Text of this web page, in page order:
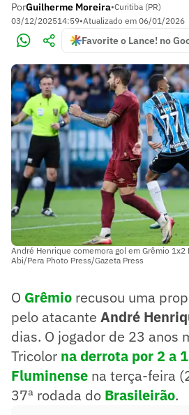
PorGuilherme Moreira•Curitiba (PR)
03/12/202514:59•Atualizado em 06/01/2026
Favorite o Lance! no
André Henrique comemora gol em Grêmio
Abi/Pera Photo Press/Gazeta Press
O Grêmio recusou uma
pelo atacante André
dias. O jogador de 23 anos
Tricolor na derrota por 2 a
Fluminense na terça-feira
37ª rodada do Brasileirão.